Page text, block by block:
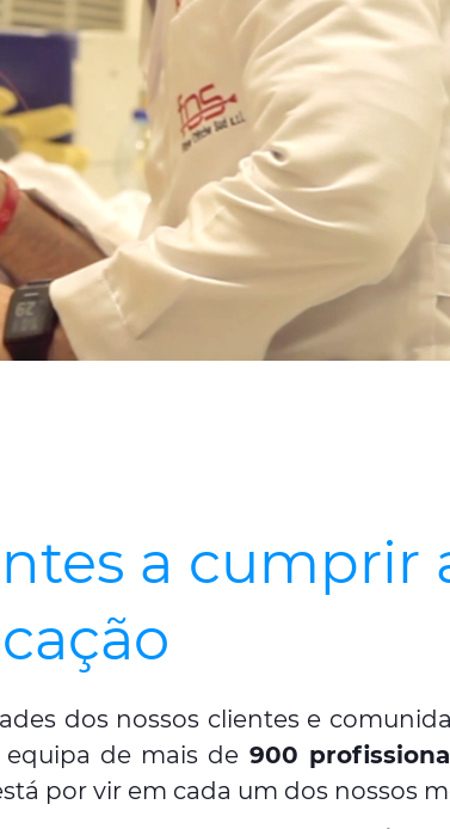
a cumprir
dos nossos clientes e
de mais de 900
por vir em cada um dos nossos